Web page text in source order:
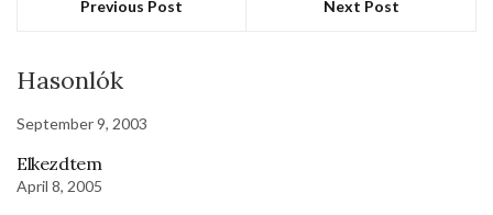
Previous Post Next Post
Hasonlók
September 9, 2003
Elkezdtem
April 8, 2005